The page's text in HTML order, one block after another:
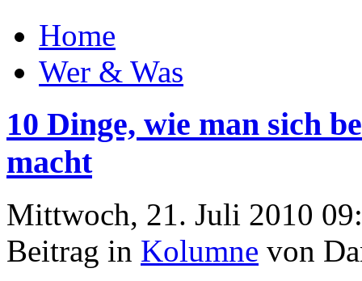
Home
Wer & Was
10 Dinge, wie man sich
macht
Mittwoch, 21. Juli 2010
Beitrag in Kolumne von